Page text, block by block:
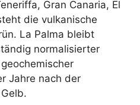
Gran Canaria, El
die vulkanische
La Palma bleibt
normalisierter
Jahre nach der